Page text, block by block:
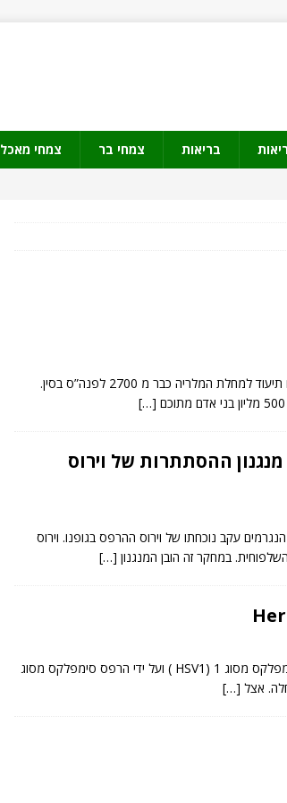
בריאות צמחי בר צמחי מאכל
מלריה – תאור משמעות השם מלריה הוא אויר(aria) רע mala. קיימים תיעוד למחלת המלריה כבר מ 2700 לפנה”ס בסין.
[…]
ההסתתרות של וירוס
עקב נוכחתו של וירוס ההרפס בגופנו. וירוס
במחקר זה הובן המנגנון […]
הרפס של איברי המין הנה מחלת מין הנגרמת על ידי וירוס ההרפס סימפלקס מסוג 1 (HSV1 ) ועל ידי הרפס סימפלקס מסוג
[…]